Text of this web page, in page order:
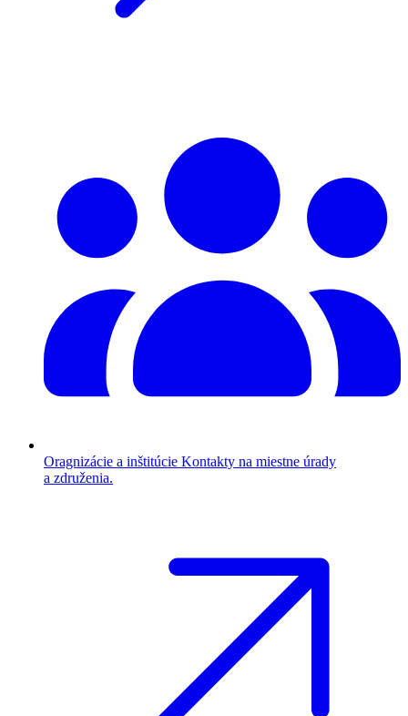
Oragnizácie a inštitúcie Kontakty na miestne úrady
a združenia.